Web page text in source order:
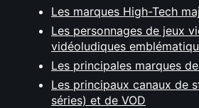
Les marques High-Tech
Les personnages de jeux
vidéoludiques
Les principales marques
Les principaux canaux de
séries) et de VOD